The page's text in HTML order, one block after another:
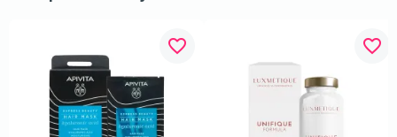
favorite_border favorite_border